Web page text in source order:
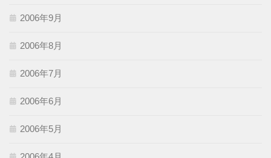
2006年9月
2006年8月
2006年7月
2006年6月
2006年5月